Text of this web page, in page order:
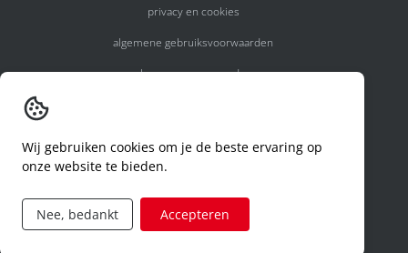
privacy en cookies
algemene gebruiksvoorwaarden
algemene voorwaarden
code of conduct
aanvraag rechten ivm privacy
Wij gebruiken cookies om je de beste ervaring op
onze website te bieden.
Nee, bedankt Accepteren